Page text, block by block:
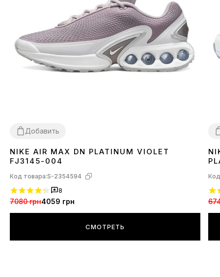
Добавить
3638 40
NIKE AIR MAX DN PLATINUM VIOLET
FJ3145-004
Код товара:S-2354594
8
7080 грн4059 грн
СМОТРЕТЬ